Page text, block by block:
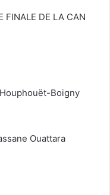
FINALE DE LA CAN
Boigny
Ouattara